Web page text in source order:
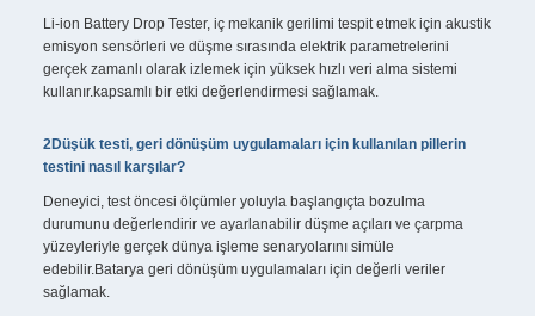
Li-ion Battery Drop Tester, iç mekanik gerilimi tespit etmek için akustik
emisyon sensörleri ve düşme sırasında elektrik parametrelerini
gerçek zamanlı olarak izlemek için yüksek hızlı veri alma sistemi
kullanır.kapsamlı bir etki değerlendirmesi sağlamak.
2Düşük testi, geri dönüşüm uygulamaları için kullanılan pillerin
testini nasıl karşılar?
Deneyici, test öncesi ölçümler yoluyla başlangıçta bozulma
durumunu değerlendirir ve ayarlanabilir düşme açıları ve çarpma
yüzeyleriyle gerçek dünya işleme senaryolarını simüle
edebilir.Batarya geri dönüşüm uygulamaları için değerli veriler
sağlamak.